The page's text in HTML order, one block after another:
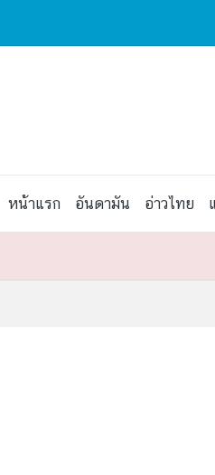
หน้าแรก อันดามัน อ่าวไทย